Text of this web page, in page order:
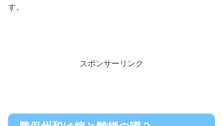
す。
スポンサーリンク